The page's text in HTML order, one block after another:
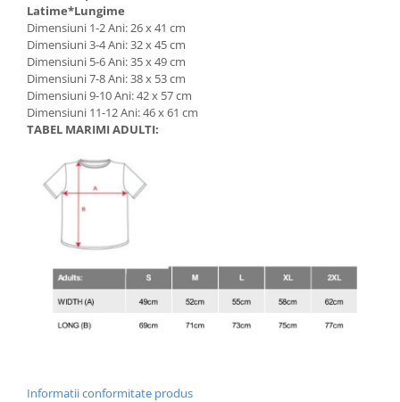
Latime*Lungime
Dimensiuni 1-2 Ani: 26 x 41 cm
Dimensiuni 3-4 Ani: 32 x 45 cm
Dimensiuni 5-6 Ani: 35 x 49 cm
Dimensiuni 7-8 Ani: 38 x 53 cm
Dimensiuni 9-10 Ani: 42 x 57 cm
Dimensiuni 11-12 Ani: 46 x 61 cm
TABEL MARIMI ADULTI:
Informatii conformitate produs